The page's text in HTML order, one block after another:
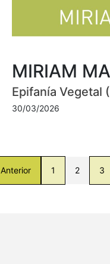
MIRIAM
Epifanía Vegetal
30/03/2026
Anterior 1 2 3